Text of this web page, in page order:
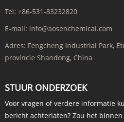
Tel: +86-531-83232820
E-mail: info@aosenchemical.com
Adres: Fengcheng Industrial Park,
provincie Shandong, China
STUUR ONDERZOEK
Voor vragen of verdere informatie
bericht achterlaten? Zou het